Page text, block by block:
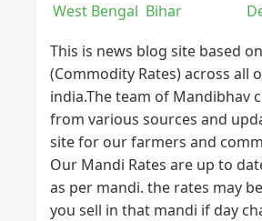
West Bengal Bihar
This is news blog site based
(Commodity Rates) across all
india.The team of Mandibhav
from various sources and
site for our farmers and
Our Mandi Rates are up to
as per mandi. the rates may
you sell in that mandi if day